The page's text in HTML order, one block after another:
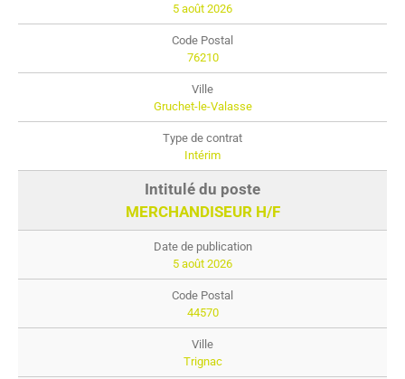
5 août 2026
76210
Gruchet-le-Valasse
Intérim
MERCHANDISEUR H/F
5 août 2026
44570
Trignac